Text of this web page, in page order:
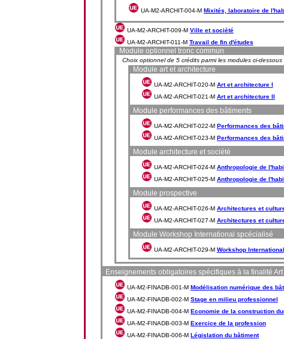
UA-M2-ARCHIT-004-M Mixités, laboratoire de
UA-M2-ARCHIT-009-M Ville et société
UA-M2-ARCHIT-011-M Travail de fin d'études
Module optionnel tronc commun
Choix optionnel de 5 crédits parmi les modules ci-dessous
Module art et architecture
UA-M2-ARCHIT-020-M Art et architecture I
UA-M2-ARCHIT-021-M Art et architecture II
Module performances des bâtiments
UA-M2-ARCHIT-022-M Performances des
UA-M2-ARCHIT-023-M Performances des
Module architecture et société
UA-M2-ARCHIT-024-M Anthropologie de
UA-M2-ARCHIT-025-M Anthropologie de
Module prospective
UA-M2-ARCHIT-026-M Architectures et
UA-M2-ARCHIT-027-M Architectures et
Module Workshop International spcécialisé
UA-M2-ARCHIT-029-M Workshop
Enseignements obligatoires spécifiques à la finalité
UA-M2-FINADB-001-M Modélisation numérique des
UA-M2-FINADB-002-M Stage en milieu professionnel
UA-M2-FINADB-004-M Economie de la construction
UA-M2-FINADB-003-M Exercice de la profession
UA-M2-FINADB-006-M Législation du bâtiment